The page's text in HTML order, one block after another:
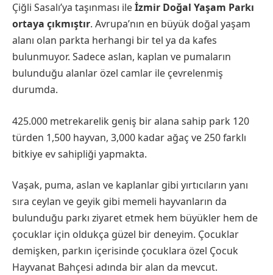
Çiğli Sasalı’ya taşınması ileİzmir Doğal Yaşam Parkı
ortaya çıkmıştır. Avrupa’nın en büyük doğal yaşam
alanı olan parkta herhangi bir tel ya da kafes
bulunmuyor. Sadece aslan, kaplan ve pumaların
bulunduğu alanlar özel camlar ile çevrelenmiş
durumda.
425.000 metrekarelik geniş bir alana sahip park 120
türden 1,500 hayvan, 3,000 kadar ağaç ve 250 farklı
bitkiye ev sahipliği yapmakta.
Vaşak, puma, aslan ve kaplanlar gibi yırtıcıların yanı
sıra ceylan ve geyik gibi memeli hayvanların da
bulunduğu parkı ziyaret etmek hem büyükler hem de
çocuklar için oldukça güzel bir deneyim. Çocuklar
demişken, parkın içerisinde çocuklara özel Çocuk
Hayvanat Bahçesi adında bir alan da mevcut.